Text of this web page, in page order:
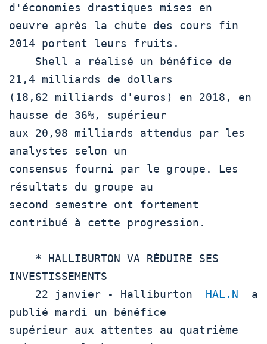
d'économies drastiques mises en
oeuvre après la chute des cours fin
2014 portent leurs fruits.
21,4 milliards de dollars
(18,62 milliards d'euros) en 2018, en
hausse de 36%, supérieur
aux 20,98 milliards attendus par les
analystes selon un
consensus fourni par le groupe. Les
résultats du groupe au
second semestre ont fortement
contribué à cette progression.
INVESTISSEMENTS
    22 janvier - Halliburton
HAL.N
  a
publié mardi un bénéfice
supérieur aux attentes au quatrième